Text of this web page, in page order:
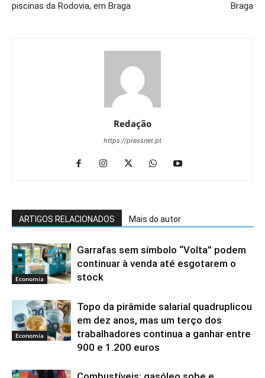
piscinas da Rodovia, em Braga
Braga
Redação
https://pressnet.pt
ARTIGOS RELACIONADOS Mais do autor
Economia
Garrafas sem símbolo “Volta” podem
continuar à venda até esgotarem o
stock
Economia
Topo da pirâmide salarial quadruplicou
em dez anos, mas um terço dos
trabalhadores continua a ganhar entre
900 e 1.200 euros